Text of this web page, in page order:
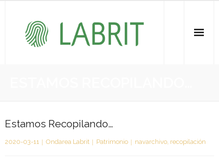
- KOI-aren bilketa | Recopilación del PCI
- KOI-aren kudeaketa | Gestión del PCI
Estamos Recopilando…
2020-03-11 Ondarea Labrit Patrimonio navarchivo, recopilación